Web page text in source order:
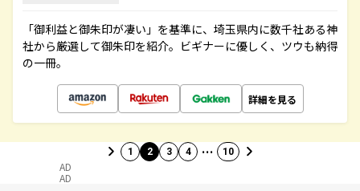
「御利益と御朱印が凄い」を基準に、埼玉県内に数千社ある神
社から厳選して御朱印を紹介。ビギナーに優しく、ツウも納得
の一冊。
詳細を見る
1 2 3 4 … 10
AD
AD